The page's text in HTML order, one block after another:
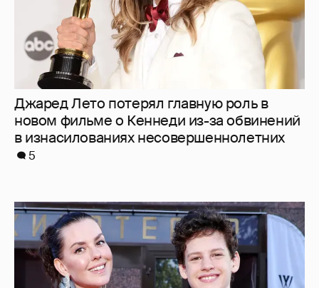
Джаред Лето потерял главную роль в
новом фильме о Кеннеди из-за обвинений
в изнасилованиях несовершеннолетних
5